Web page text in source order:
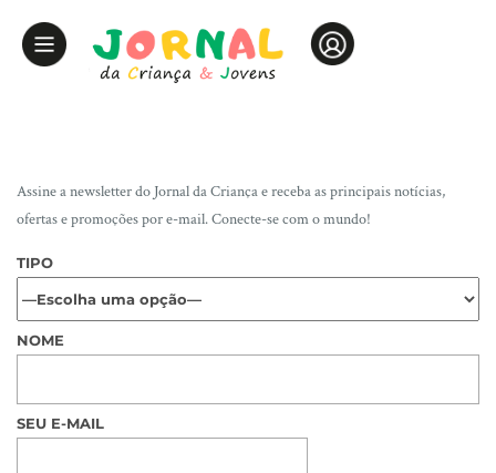
Assine a newsletter do Jornal da Criança e receba as principais notícias,
ofertas e promoções por e-mail. Conecte-se com o mundo!
TIPO
NOME
SEU E-MAIL